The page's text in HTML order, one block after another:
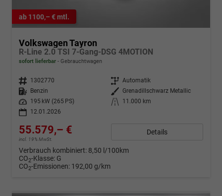
ab 1100,– € mtl.
Volkswagen Tayron
R-Line 2.0 TSI 7-Gang-DSG 4MOTION
sofort lieferbar Gebrauchtwagen
Fahrzeugnr. 1302770 Getriebe Automatik
Kraftstoff
Benzin Außenfarbe
Grenadillschwarz Metallic
Leistung
195 kW (265 PS) Kilometerstand
11.000 km
12.01.2026
55.579,– €
incl. 19% MwSt.
Details
Verbrauch kombiniert: 8,50 l/100km
CO2-Klasse: G
CO2-Emissionen: 192,00 g/km